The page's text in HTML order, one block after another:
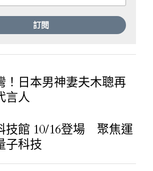
訂閱
！日本男神妻夫木聰再
言人
技館 10/16登場 聚焦運
子科技